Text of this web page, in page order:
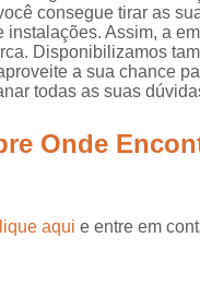
consegue tirar as
Assim, a
Disponibilizamos
a sua chance
todas as suas
Onde
aqui e entre em